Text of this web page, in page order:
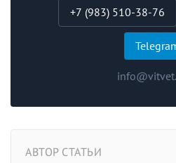
+7 (983) 510-38-76
АВТОР СТАТЬИ